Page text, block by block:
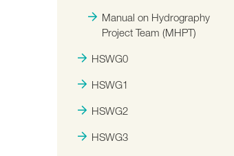
Manual on Hydrography
Project Team (MHPT)
HSWG0
HSWG1
HSWG2
HSWG3